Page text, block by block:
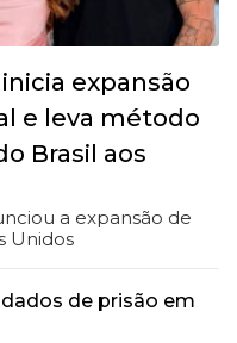
inicia expansão
e leva método
Brasil aos
a expansão de
Unidos
de prisão em